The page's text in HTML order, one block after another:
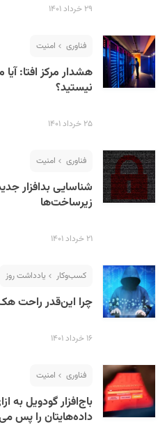
۲۹ خرداد ۱۴۰۱
فناوری امنیت
هشدار مرکز افتا:
نیستید؟
۲۵ خرداد ۱۴۰۱
فناوری امنیت
زیرساخت‌ها
۲۱ خرداد ۱۴۰۱
کسب‌و‌کار یادداشت روز
چرا این‌قدر راحت
۱۶ خرداد ۱۴۰۱
فناوری امنیت
باج‌افزار گودویل به
داده‌هایتان را پس